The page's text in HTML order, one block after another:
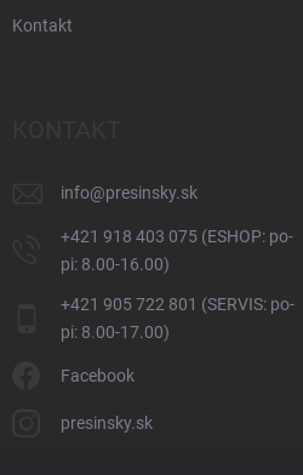
Kontakt
info@presinsky.sk
+421 918 403 075 (ESHOP: po-
pi: 8.00-16.00)
+421 905 722 801 (SERVIS: po-
pi: 8.00-17.00)
Facebook
presinsky.sk